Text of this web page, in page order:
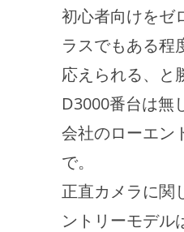
初心者向けをゼ
ラスでもある程
応えられる、と
D3000番台は無
会社のローエン
で。
正直カメラに関
ントリーモデル